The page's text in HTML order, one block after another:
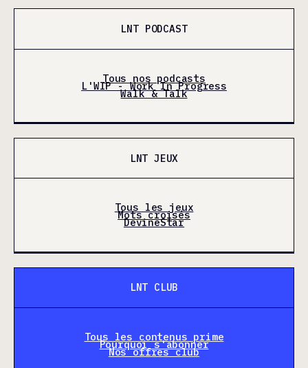
LNT PODCAST
Tous nos podcasts
L'WIP - Work In Progress
Walk & Talk
LNT JEUX
Tous les jeux
Mots croisés
DevineStar
LNT CLUB
Tous les contenus prime
Pourquoi s'abonner
Nos offres club